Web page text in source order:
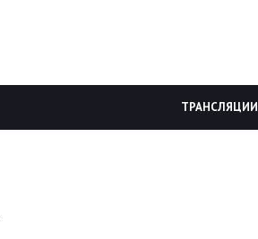
ТРАНСЛЯЦИИ